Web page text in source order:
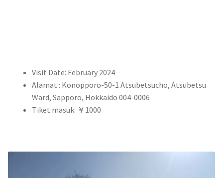
Visit Date: February 2024
Alamat : Konopporo-50-1 Atsubetsucho, Atsubetsu
Ward, Sapporo, Hokkaido 004-0006
Tiket masuk: ￥1000